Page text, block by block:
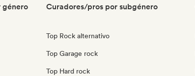
género Curadores/pros por subgénero
Top Rock alternativo
Top Garage rock
Top Hard rock